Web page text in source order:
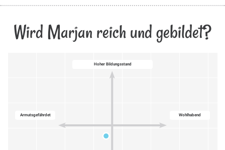
Wird Marjan reich und gebildet?
Hoher Bildungsstand
Wohlhabend
Armutsgefährdet